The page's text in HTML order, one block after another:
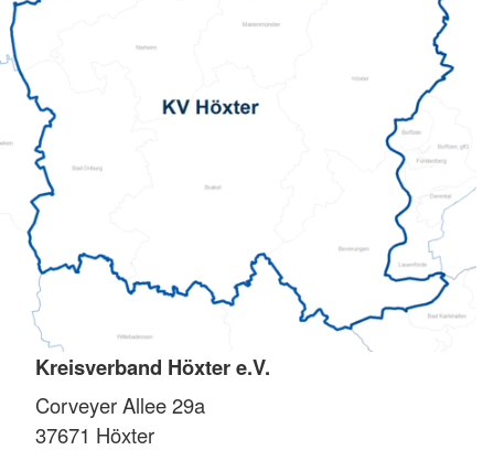
Kreisverband Höxter e.V.
Corveyer Allee 29a
37671 Höxter